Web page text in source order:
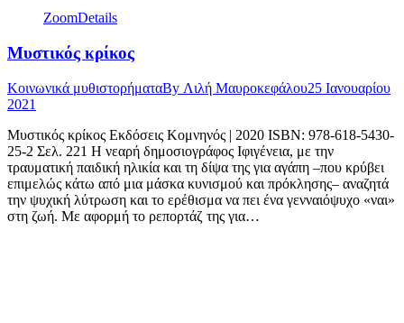
ZoomDetails
Μυστικός κρίκος
Κοινωνικά μυθιστορήματαBy Λιλή Μαυροκεφάλου25 Ιανουαρίου
2021
Μυστικός κρίκος Εκδόσεις Κομνηνός | 2020 ISBN: 978-618-5430-
25-2 Σελ. 221 Η νεαρή δημοσιογράφος Ιφιγένεια, με την
τραυματική παιδική ηλικία και τη δίψα της για αγάπη –που κρύβει
επιμελώς κάτω από μια μάσκα κυνισμού και πρόκλησης– αναζητά
την ψυχική λύτρωση και το ερέθισμα να πει ένα γενναιόψυχο «ναι»
στη ζωή. Με αφορμή το ρεπορτάζ της για…